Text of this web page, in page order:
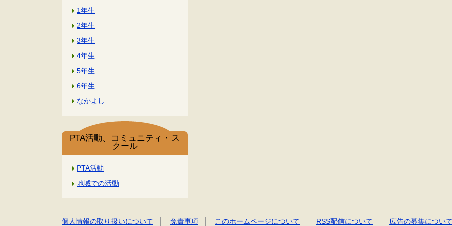
1年生
2年生
3年生
4年生
5年生
6年生
なかよし
PTA活動、コミュニティ・ス
クール
PTA活動
地域での活動
個人情報の取り扱いについて 免責事項 このホームページについて RSS配信について 広告の募集につい